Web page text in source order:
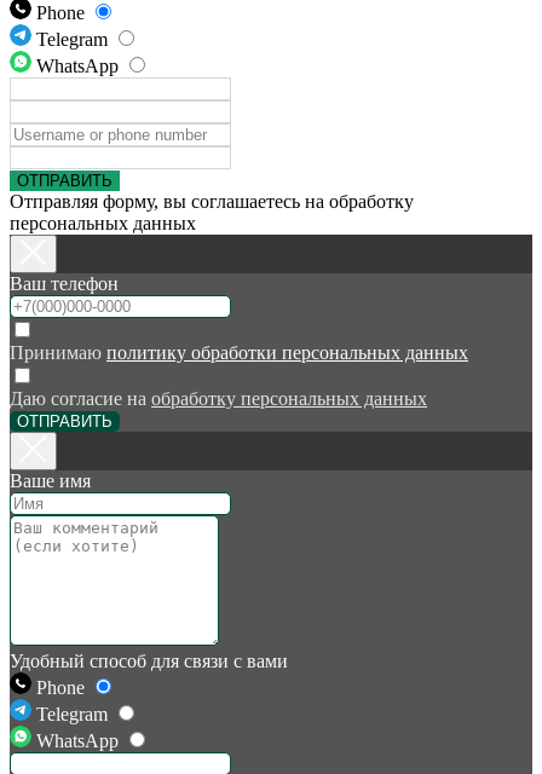
Phone
Telegram
WhatsApp
ОТПРАВИТЬ
Отправляя форму, вы соглашаетесь на обработку
персональных данных
Ваш телефон
Принимаю политику обработки персональных данных
Даю согласие на обработку персональных данных
ОТПРАВИТЬ
Ваше имя
Удобный способ для связи с вами
Phone
Telegram
WhatsApp